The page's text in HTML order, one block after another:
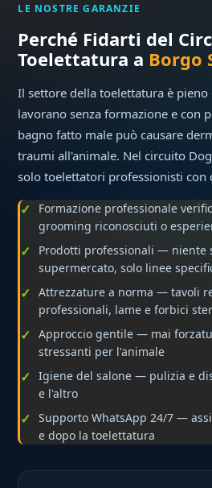
LE NOSTRE GARANZIE
Perché Fidarti del
Toelettatura a Borgo
Il settore della toelettatura è
lavorano senza formazione e con
bagno fatto male può causare
traumi all'animale. Nel circuito
solo toelettatori professionisti con
Formazione professionale
grooming riconosciuti o
Prodotti professionali — niente
supermercato, solo linee
Attrezzature a norma — tavoli
professionali, lame e forbici
Approccio gentile — mai
stressanti per l'animale
Igiene del salone — pulizia e
e l'altro
Supporto WhatsApp 24/7 —
e dopo la toelettatura